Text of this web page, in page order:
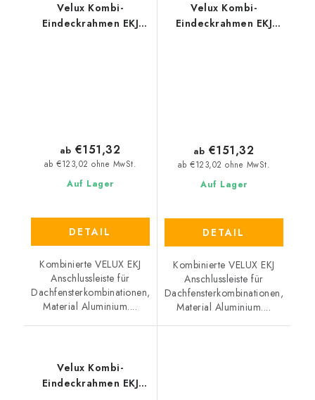
Velux Kombi-
Eindeckrahmen EKJ
Auf Lager
ab €123,02 ohne MwSt.
ab €151,32
DETAIL
Kombinierte VELUX EKJ
Anschlussleiste für
Dachfensterkombinationen,
Material Aluminium....
Velux Kombi-
Eindeckrahmen EKJ
Auf Lager
ab €123,02 ohne MwSt.
ab €151,32
DETAIL
Kombinierte VELUX EKJ
Anschlussleiste für
Dachfensterkombinationen,
Material Aluminium....
Velux Kombi-
Eindeckrahmen EKJ